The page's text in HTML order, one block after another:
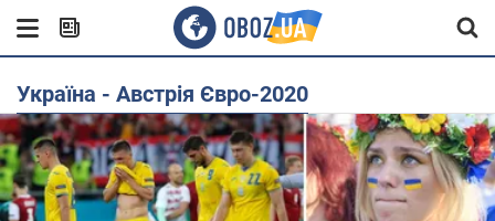
Україна - Австрія Євро-2020